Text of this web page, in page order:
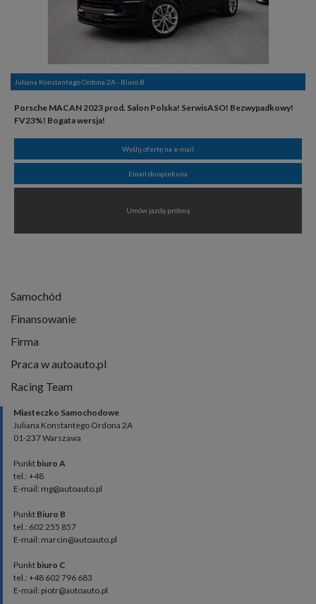
Juliana Konstantego Ordona 2A - Biuro B
Porsche MACAN 2023 prod. Salon Polska! SerwisASO! Bezwypadkowy!
FV23%! Bogata wersja!
Wyślij ofertę na e-mail
Email do opiekuna
Umów jazdę próbną
Samochód
Finansowanie
Firma
Praca w autoauto.pl
Racing Team
Miasteczko Samochodowe
Juliana Konstantego Ordona 2A
01-237 Warszawa
Punkt biuro A
tel.: +48
E-mail: mg@autoauto.pl
Punkt Biuro B
tel.: 602 255 857
E-mail: marcin@autoauto.pl
Punkt biuro C
tel.: +48 602 796 683
E-mail: piotr@autoauto.pl